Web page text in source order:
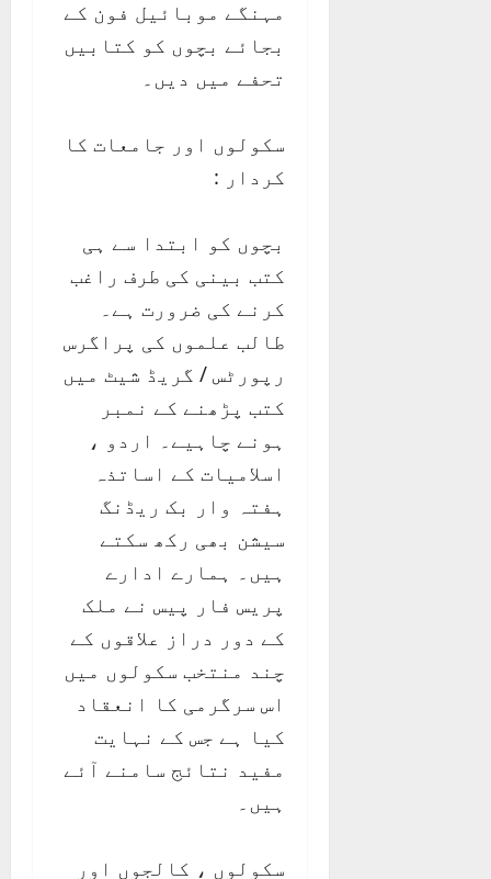
مہنگے موبائیل فون کے
بجائے بچوں کو کتابیں
تحفے میں دیں۔
سکولوں اور جامعات کا
کردار :
بچوں کو ابتدا سے ہی
کتب بینی کی طرف راغب
کرنے کی ضرورت ہے۔
طالب علموں کی پراگرس
رپورٹس / گریڈ شیٹ میں
کتب پڑھنے کے نمبر
ہونے چاہیے۔ اردو ،
اسلامیات کے اساتذہ
ہفتہ وار بک ریڈنگ
سیشن بھی رکھ سکتے
ہیں۔ ہمارے ادارے
پریس فار پیس نے ملک
کے دور دراز علاقوں کے
چند منتخب سکولوں میں
اس سرگرمی کا انعقاد
کیا ہے جس کے نہایت
مفید نتائج سامنے آئے
ہیں۔
سکولوں ، کالجوں اور